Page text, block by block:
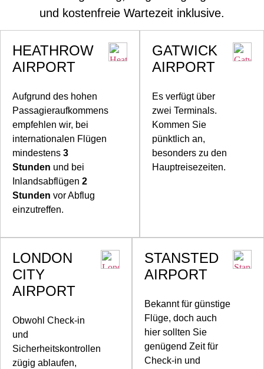
und kostenfreie Wartezeit inklusive.
HEATHROW
AIRPORT
Aufgrund des hohen
Passagieraufkommens
empfehlen wir, bei
internationalen Flügen
mindestens 3
Stunden und bei
Inlandsabflügen 2
Stunden vor Abflug
einzutreffen.
GATWICK
AIRPORT
Es verfügt über
zwei Terminals.
Kommen Sie
pünktlich an,
besonders zu den
Hauptreisezeiten.
LONDON
CITY
AIRPORT
Obwohl Check-in
und
Sicherheitskontrollen
zügig ablaufen,
STANSTED
AIRPORT
Bekannt für günstige
Flüge, doch auch
hier sollten Sie
genügend Zeit für
Check-in und